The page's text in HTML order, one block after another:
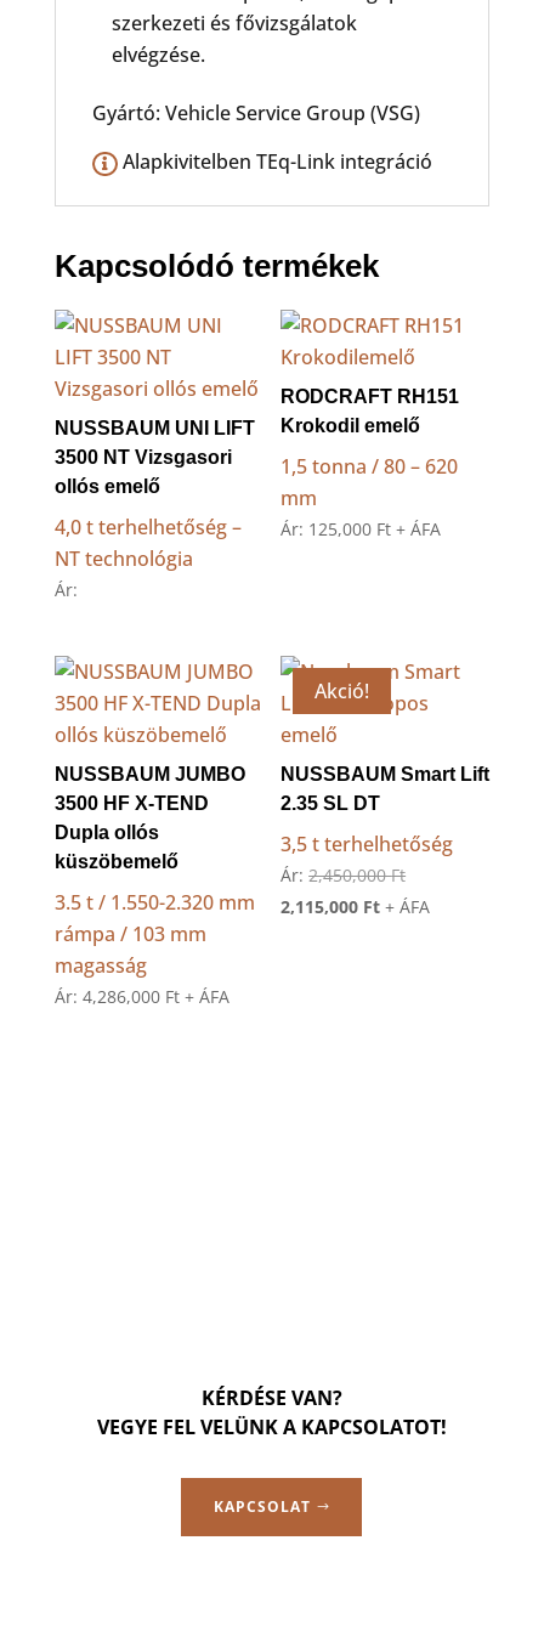
szerkezeti és fővizsgálatok
elvégzése.
Gyártó: Vehicle Service Group (VSG)
Alapkivitelben TEq-Link integráció
Kapcsolódó termékek
NUSSBAUM UNI LIFT
3500 NT Vizsgasori
ollós emelő
4,0 t terhelhetőség –
NT technológia
Ár:
RODCRAFT RH151
Krokodil emelő
1,5 tonna / 80 – 620
mm
Ár: 125,000 Ft + ÁFA
NUSSBAUM JUMBO
3500 HF X-TEND
Dupla ollós
küszöbemelő
3.5 t / 1.550-2.320 mm
rámpa / 103 mm
magasság
Ár: 4,286,000 Ft + ÁFA
Akció!
NUSSBAUM Smart Lift
2.35 SL DT
3,5 t terhelhetőség
Ár:2,450,000FtOriginal
price
2,115,000 FtCurrent
+ ÁFA
KÉRDÉSE VAN?
VEGYE FEL VELÜNK A KAPCSOLATOT!
KAPCSOLAT